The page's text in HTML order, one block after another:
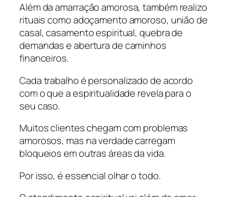
Além da amarração amorosa, também realizo
rituais como adoçamento amoroso, união de
casal, casamento espiritual, quebra de
demandas e abertura de caminhos
financeiros.
Cada trabalho é personalizado de acordo
com o que a espiritualidade revela para o
seu caso.
Muitos clientes chegam com problemas
amorosos, mas na verdade carregam
bloqueios em outras áreas da vida.
Por isso, é essencial olhar o todo.